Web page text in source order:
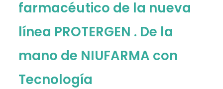
farmacéutico de la nueva
línea PROTERGEN . De la
mano de NIUFARMA con
Tecnología